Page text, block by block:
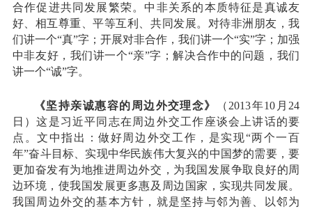
合作促进共同发展繁荣。中非关系的本质特征是真诚友
好、相互尊重、平等互利、共同发展。对待非洲朋友，我
们讲一个“真”字；开展对非合作，我们讲一个“实”字；加强
中非友好，我们讲一个“亲”字；解决合作中的问题，我们
讲一个“诚”字。
《坚持亲诚惠容的周边外交理念》
（2013年10月24
日）这是习近平同志在周边外交工作座谈会上讲话的要
点。文中指出：做好周边外交工作，是实现“两个一百
年”奋斗目标、实现中华民族伟大复兴的中国梦的需要，要
更加奋发有为地推进周边外交，为我国发展争取良好的周
边环境，使我国发展更多惠及周边国家，实现共同发展。
我国周边外交的基本方针，就是坚持与邻为善、以邻为